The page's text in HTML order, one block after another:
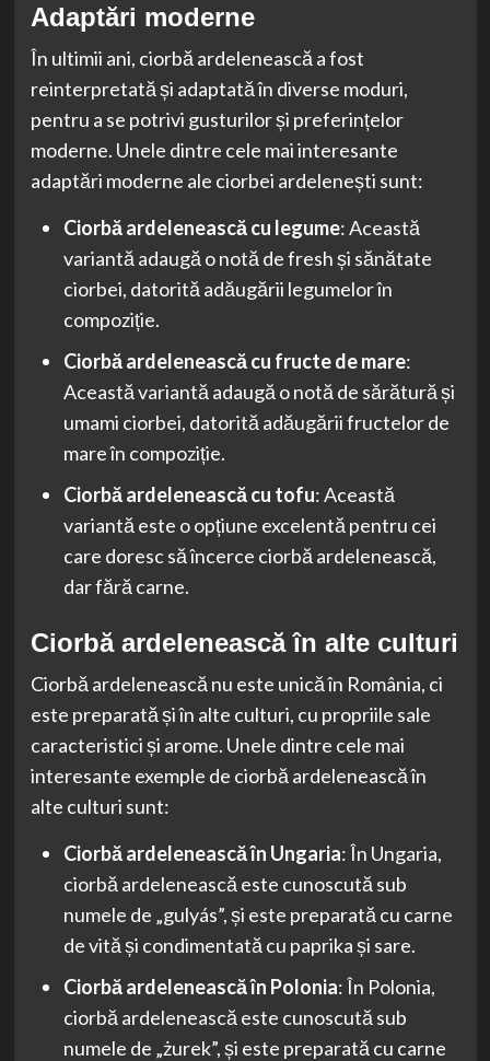
Adaptări moderne
În ultimii ani, ciorbă ardelenească a fost
reinterpretată și adaptată în diverse moduri,
pentru a se potrivi gusturilor și preferințelor
moderne. Unele dintre cele mai interesante
adaptări moderne ale ciorbei ardelenești sunt:
Ciorbă ardelenească cu legume: Această
variantă adaugă o notă de fresh și sănătate
ciorbei, datorită adăugării legumelor în
compoziție.
Ciorbă ardelenească cu fructe de mare:
Această variantă adaugă o notă de sărătură și
umami ciorbei, datorită adăugării fructelor de
mare în compoziție.
Ciorbă ardelenească cu tofu: Această
variantă este o opțiune excelentă pentru cei
care doresc să încerce ciorbă ardelenească,
dar fără carne.
Ciorbă ardelenească în alte culturi
Ciorbă ardelenească nu este unică în România, ci
este preparată și în alte culturi, cu propriile sale
caracteristici și arome. Unele dintre cele mai
interesante exemple de ciorbă ardelenească în
alte culturi sunt:
Ciorbă ardelenească în Ungaria: În Ungaria,
ciorbă ardelenească este cunoscută sub
numele de „gulyás”, și este preparată cu carne
de vită și condimentată cu paprika și sare.
Ciorbă ardelenească în Polonia: În Polonia,
ciorbă ardelenească este cunoscută sub
numele de „żurek”, și este preparată cu carne